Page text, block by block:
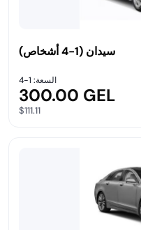
سيدان (1-4 أشخاص)
السعة: 1-4
300.00 GEL
$111.11